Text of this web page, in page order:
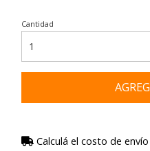
Cantidad
Calculá el costo de envío